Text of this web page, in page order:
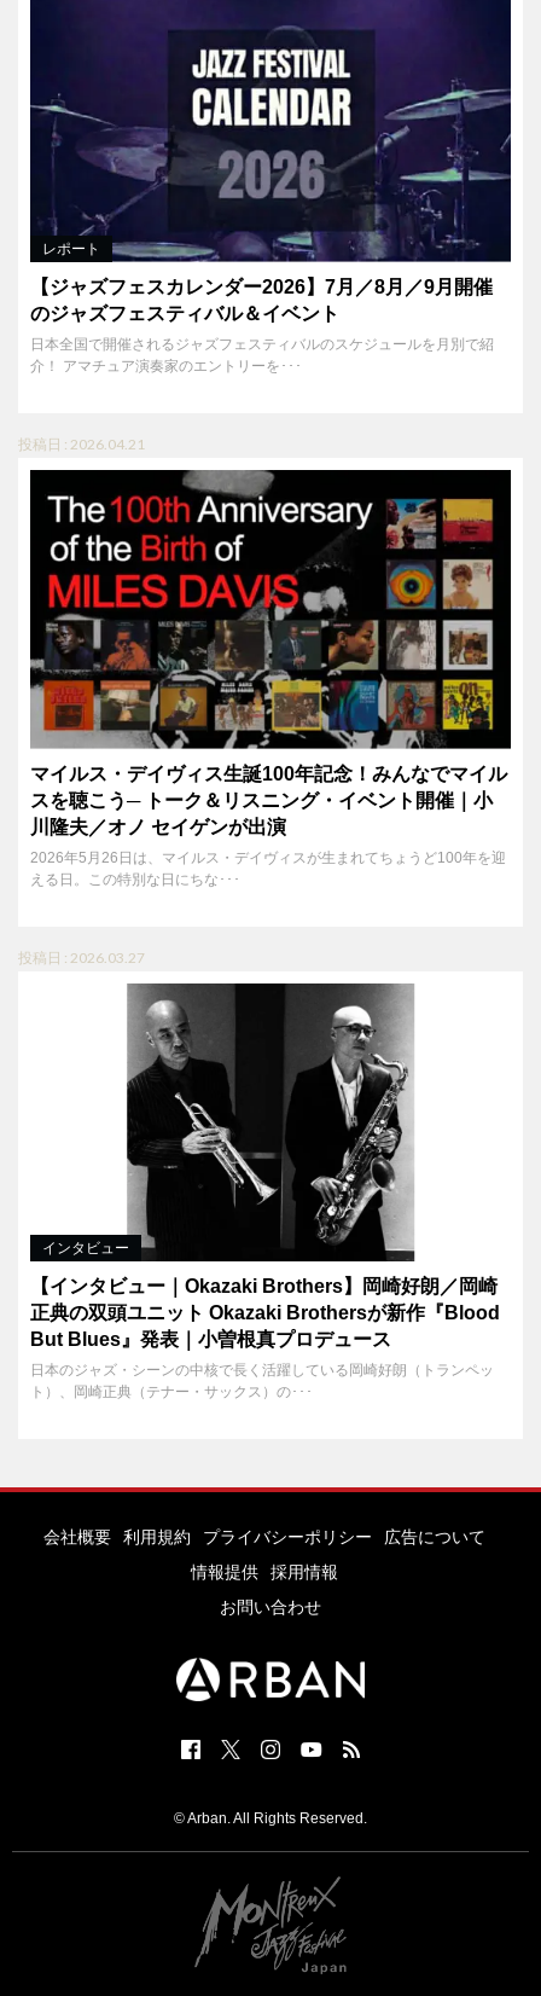
レポート
【ジャズフェスカレンダー2026】7月／8月／9月開催
のジャズフェスティバル＆イベント
日本全国で開催されるジャズフェスティバルのスケジュールを月別で紹
介！ アマチュア演奏家のエントリーを･･･
投稿日 : 2026.04.21
マイルス・デイヴィス生誕100年記念！みんなでマイル
スを聴こう─ トーク＆リスニング・イベント開催｜小
川隆夫／オノ セイゲンが出演
2026年5月26日は、マイルス・デイヴィスが生まれてちょうど100年を迎
える日。この特別な日にちな･･･
投稿日 : 2026.03.27
インタビュー
【インタビュー｜Okazaki Brothers】岡崎好朗／岡崎
正典の双頭ユニット Okazaki Brothersが新作『Blood
But Blues』発表｜小曽根真プロデュース
日本のジャズ・シーンの中核で長く活躍している岡崎好朗（トランペッ
ト）、岡崎正典（テナー・サックス）の･･･
会社概要 利用規約 プライバシーポリシー
広告について
情報提供
採用情報
お問い合わせ
© Arban. All Rights Reserved.